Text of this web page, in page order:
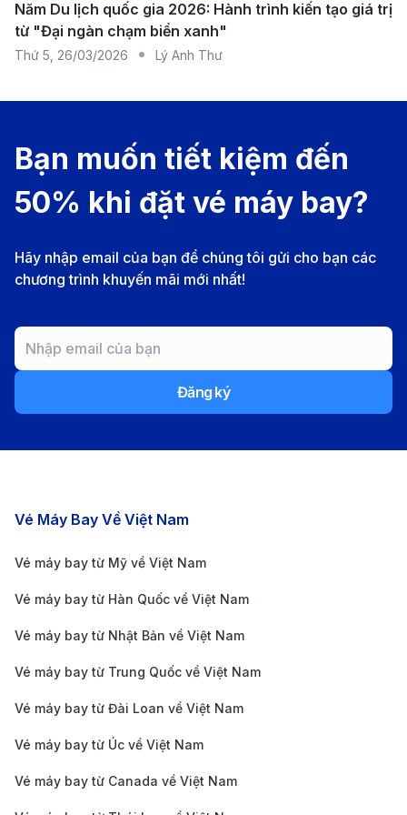
Hainan Airlines
(hoặc các hãng
khác nối chuyến)
Một số chuyến rải
trong tuần
Giá vé máy bay từ Thâm Quyến đi
Hà Nội mới cập nhật
Giá vé máy bay Thâm Quyến đi Hà Nội khứ hồi từ
5.400.000 – 7.200.000 VNĐ
2.600.000 – 3.500.000 VNĐ
Chặng bay Thâm
Quyến – Hà Nội
Giá vé khứ hồi
(VNĐ)
Hà Nội (direct với
5.600.000 VNĐ
Năm Du lịch quốc gia 2026: Hành trình kiến tạo giá trị
từ "Đại ngàn chạm biển xanh"
Thứ 5 26/03/2026 Lý Anh Thư
Bạn muốn tiết kiệm đến
50% khi đặt vé máy bay?
Hãy nhập email của bạn để chúng tôi gửi cho bạn các
chương trình khuyến mãi mới nhất!
Đăng ký
Các chặng bay nổi bật
Vé Máy Bay Về Việt Nam
Vé máy bay từ Mỹ về Việt Nam
Vé máy bay từ Hàn Quốc về Việt Nam
Vé máy bay từ Nhật Bản về Việt Nam
Vé máy bay từ Trung Quốc về Việt Nam
Vé máy bay từ Đài Loan về Việt Nam
Vé máy bay từ Úc về Việt Nam
Vé máy bay từ Canada về Việt Nam